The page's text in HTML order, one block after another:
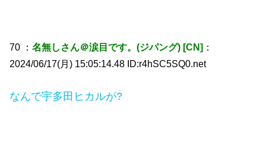
70 ：名無しさん＠涙目です。(ジパング) [CN] ：
2024/06/17(月) 15:05:14.48 ID:r4hSC5SQ0.net
なんで宇多田ヒカルが?